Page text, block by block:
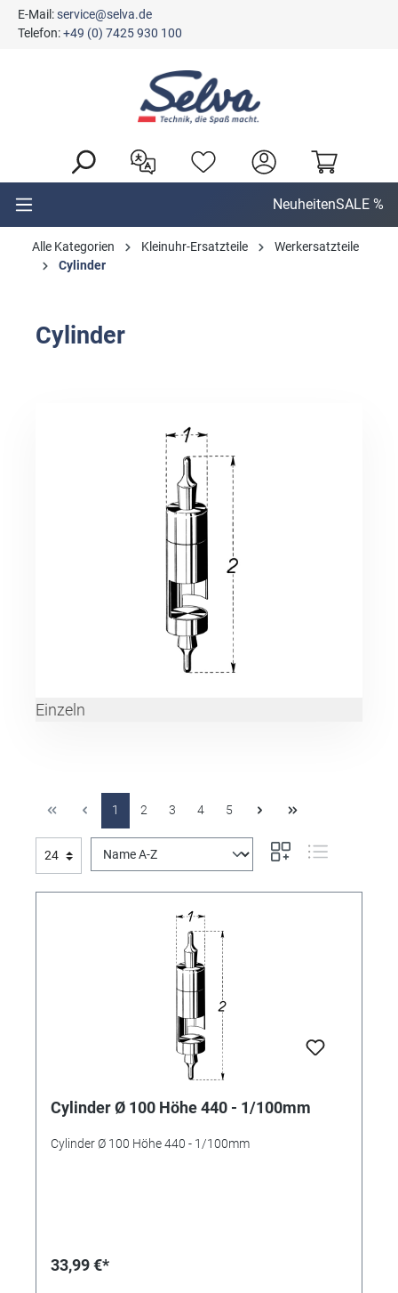
springen
E-Mail:service@selva.de
Telefon:+49 (0) 7425 930 100
NeuheitenSALE %
Alle Kategorien Kleinuhr-Ersatzteile
Werkersatzteile
Cylinder
Cylinder
Einzeln
1 2 3 4 5
Cylinder Ø 100 Höhe 440 - 1/100mm
Cylinder Ø 100 Höhe 440 - 1/100mm
33,99 €*